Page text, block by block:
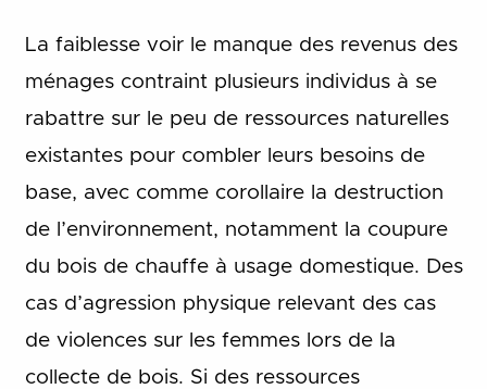
La faiblesse voir le manque des revenus des
ménages contraint plusieurs individus à se
rabattre sur le peu de ressources naturelles
existantes pour combler leurs besoins de
base, avec comme corollaire la destruction
de l’environnement, notamment la coupure
du bois de chauffe à usage domestique. Des
cas d’agression physique relevant des cas
de violences sur les femmes lors de la
collecte de bois. Si des ressources